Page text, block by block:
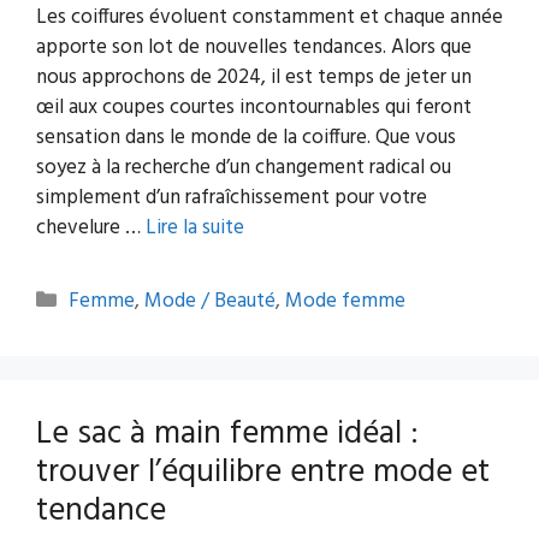
Les coiffures évoluent constamment et chaque année
apporte son lot de nouvelles tendances. Alors que
nous approchons de 2024, il est temps de jeter un
œil aux coupes courtes incontournables qui feront
sensation dans le monde de la coiffure. Que vous
soyez à la recherche d’un changement radical ou
simplement d’un rafraîchissement pour votre
chevelure …Lire la suite
Catégories
Femme, Mode / Beauté, Mode femme
Le sac à main femme idéal :
trouver l’équilibre entre mode et
tendance